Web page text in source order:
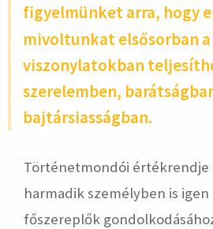
figyelmünket arra, hogy
mivoltunkat elsősorban a
viszonylatokban
szerelemben,
bajtársiasságban.
Történetmondói értékrendje
harmadik személyben is igen
főszereplők